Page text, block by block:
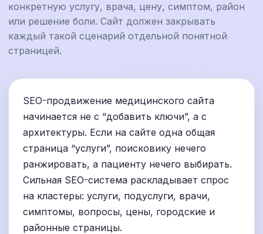
конкретную услугу, врача, цену, симптом, район
или решение боли. Сайт должен закрывать
каждый такой сценарий отдельной понятной
страницей.
SEO-продвижение медицинского сайта
начинается не с “добавить ключи”, а с
архитектуры. Если на сайте одна общая
страница “услуги”, поисковику нечего
ранжировать, а пациенту нечего выбирать.
Сильная SEO-система раскладывает спрос
на кластеры: услуги, подуслуги, врачи,
симптомы, вопросы, цены, городские и
районные страницы.